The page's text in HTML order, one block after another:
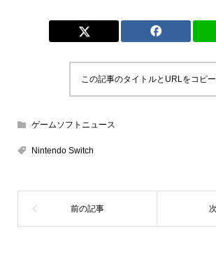
この記事のタイトルとURLをコピ
ゲームソフトニュース
Nintendo Switch